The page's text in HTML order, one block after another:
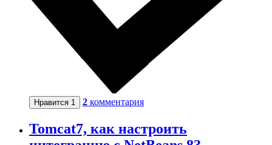
Нравится 1 2 комментария
Tomcat7, как настроить